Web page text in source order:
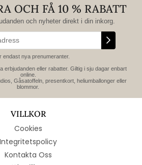
OCH FÅ 10 % RABATT
och nyheter direkt i din inkorg.
endast nya prenumeranter.
erbjudanden eller rabatter. Giltig i sju dagar enbart
online.
Gåsatoffeln, presentkort, heliumballonger eller
blommor.
VILLKOR
Cookies
Integritetspolicy
Kontakta Oss